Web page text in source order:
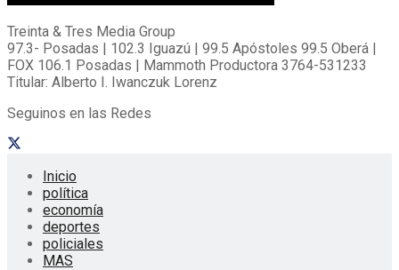
Treinta & Tres Media Group
97.3- Posadas | 102.3 Iguazú | 99.5 Apóstoles 99.5 Oberá |
FOX 106.1 Posadas | Mammoth Productora 3764-531233
Titular: Alberto I. Iwanczuk Lorenz
Seguinos en las Redes
Inicio
política
economía
deportes
policiales
MAS